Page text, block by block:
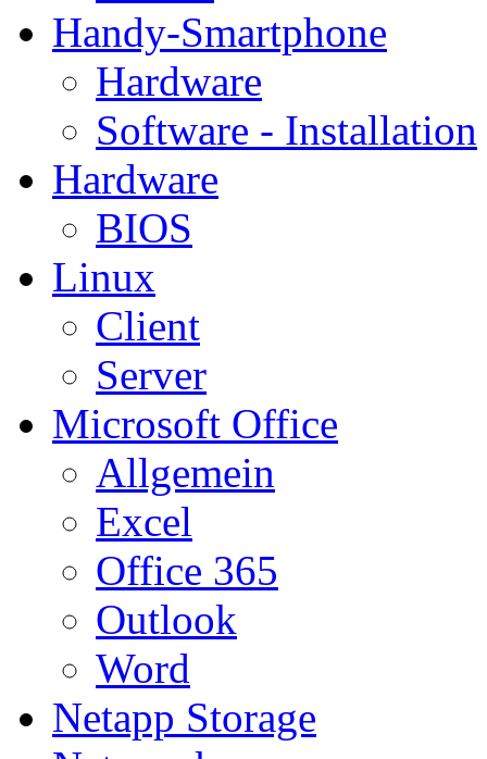
Handy-Smartphone
Hardware
Software - Installation
Hardware
BIOS
Linux
Client
Server
Microsoft Office
Allgemein
Excel
Office 365
Outlook
Word
Netapp Storage